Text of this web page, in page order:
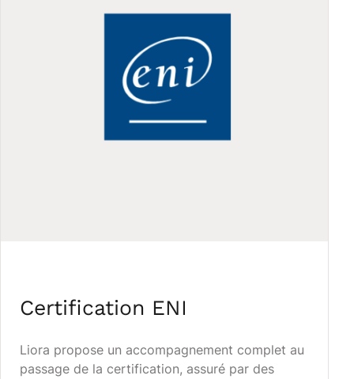
Certification ENI
Liora propose un accompagnement complet au
passage de la certification, assuré par des